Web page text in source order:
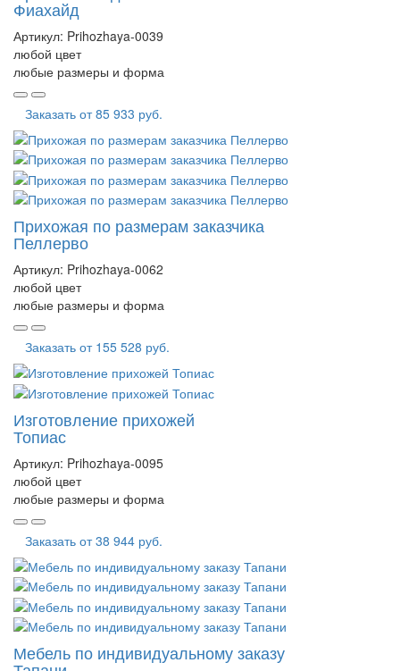
Фиахайд
Артикул: Prihozhaya-0039
любой цвет
любые размеры и форма
Заказать от85 933 руб.
Прихожая по размерам заказчика
Пеллерво
Артикул: Prihozhaya-0062
любой цвет
любые размеры и форма
Заказать от 155 528 руб.
Изготовление прихожей
Топиас
Артикул: Prihozhaya-0095
любой цвет
любые размеры и форма
Заказать от38 944 руб.
Мебель по индивидуальному заказу